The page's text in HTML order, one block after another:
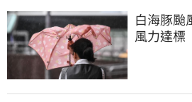
白海豚颱
風力達標